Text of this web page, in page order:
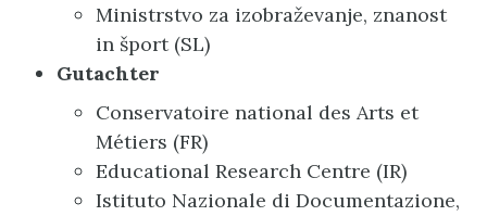
Ministrstvo za izobraževanje, znanost
in šport (SL)
Gutachter
Conservatoire national des Arts et
Métiers (FR)
Educational Research Centre (IR)
Istituto Nazionale di Documentazione,